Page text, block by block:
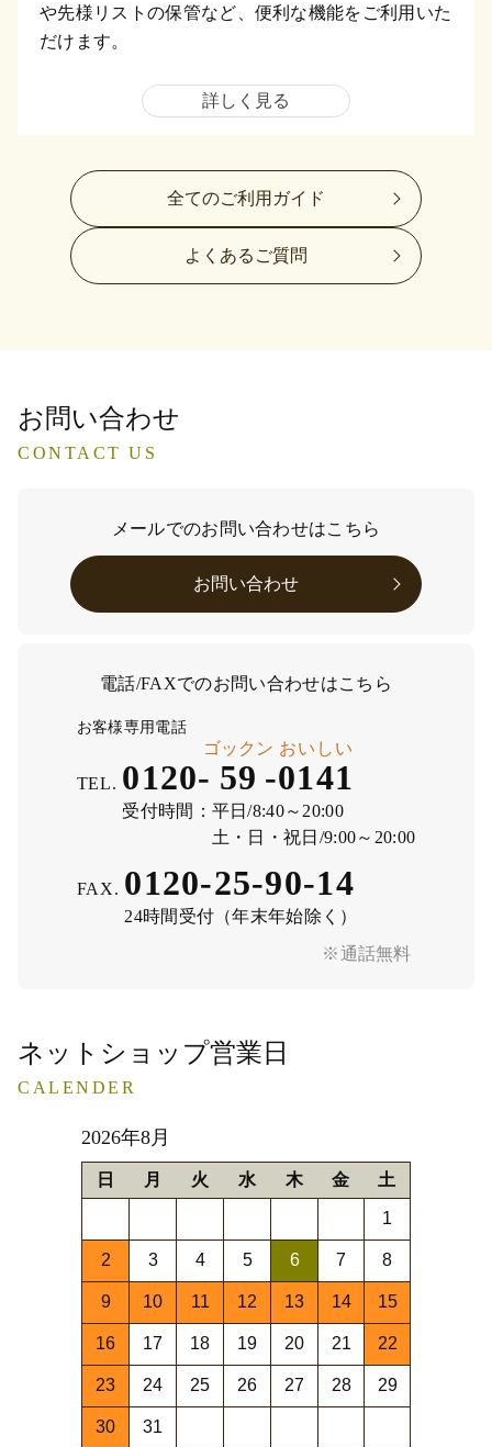
や先様リストの保管など、便利な機能をご利用いた
だけます。
詳しく見る
全てのご利用ガイド
よくあるご質問
お問い合わせ
CONTACT US
メールでのお問い合わせはこちら
お問い合わせ
電話/FAXでのお問い合わせはこちら
※通話無料
お客様専用電話
TEL. 0120- 59
ゴックン
-0141
おいしい
受付時間： 平日/8:40～20:00
土・日・祝日/9:00～20:00
FAX. 0120-25-90-14
24時間受付（年末年始除く）
ネットショップ営業日
CALENDER
2026年8月
日 月 火 水 木 金 土
1
2 3 4 5 6 7 8
9 10 11 12 13 14 15
16 17 18 19 20 21 22
23 24 25 26 27 28 29
30 31